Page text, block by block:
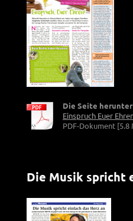
Die Seite
Einspruch Euer
PDF-Dokument [5.8
Die Musik spricht